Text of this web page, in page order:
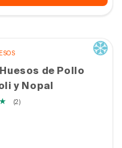
de Pollo
y Nopal
(2)2